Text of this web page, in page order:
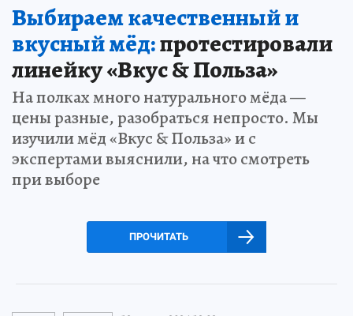
Выбираем качественный и
вкусный мёд:протестировали
линейку «Вкус & Польза»
На полках много натурального мёда —
цены разные, разобраться непросто. Мы
изучили мёд «Вкус & Польза» и с
экспертами выяснили, на что смотреть
при выборе
ПРОЧИТАТЬ